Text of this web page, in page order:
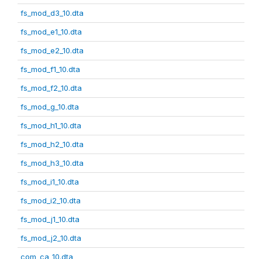
fs_mod_d3_10.dta
fs_mod_e1_10.dta
fs_mod_e2_10.dta
fs_mod_f1_10.dta
fs_mod_f2_10.dta
fs_mod_g_10.dta
fs_mod_h1_10.dta
fs_mod_h2_10.dta
fs_mod_h3_10.dta
fs_mod_i1_10.dta
fs_mod_i2_10.dta
fs_mod_j1_10.dta
fs_mod_j2_10.dta
com_ca_10.dta